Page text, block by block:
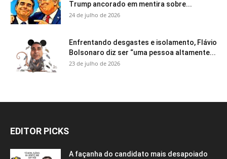
Trump ancorado em mentira sobre...
24 de julho de 2026
Enfrentando desgastes e isolamento, Flávio
Bolsonaro diz ser “uma pessoa altamente...
23 de julho de 2026
EDITOR PICKS
A façanha do candidato mais desapoiado